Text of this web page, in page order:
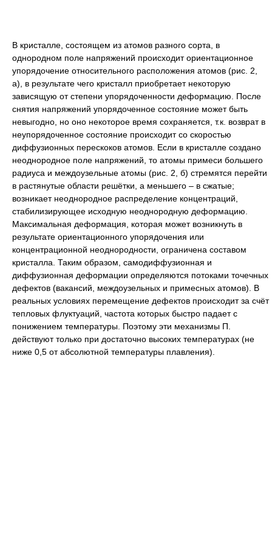
В кристалле, состоящем из атомов разного сорта, в
однородном поле напряжений происходит ориентационное
упорядочение относительного расположения атомов (рис. 2
а)
в результате чего кристалл приобретает некоторую
зависящую от степени упорядоченности деформацию. После
снятия напряжений упорядоченное состояние может быть
невыгодно, но оно некоторое время сохраняется, т.к. возврат в
неупорядоченное состояние происходит со скоростью
диффузионных перескоков атомов. Если в кристалле создано
неоднородное поле напряжений, то атомы примеси большего
радиуса и междоузельные атомы (рис. 2 , б) стремятся перейти
в растянутые области решётки, а меньшего ‒ в сжатые;
возникает неоднородное распределение концентраций,
стабилизирующее исходную неоднородную деформацию.
Максимальная деформация, которая может возникнуть в
результате ориентационного упорядочения или
концентрационной неоднородности, ограничена составом
кристалла. Таким образом, самодиффузионная и
диффузионная деформации определяются потоками точечных
дефектов (вакансий, междоузельных и примесных атомов). В
реальных условиях перемещение дефектов происходит за счёт
тепловых флуктуаций, частота которых быстро падает с
понижением температуры. Поэтому эти механизмы П.
действуют только при достаточно высоких температурах (не
ниже 0,5 от абсолютной температуры плавления).